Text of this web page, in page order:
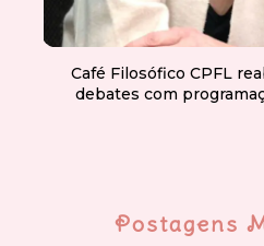
Café Filosófico CPFL
debates com
Postagens